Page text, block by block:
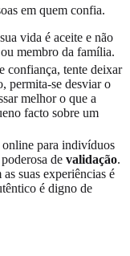
em quem confia.
vida é aceite e não
membro da família.
confiança, tente deixar
permita-se desviar o
melhor o que a
facto sobre um
para indivíduos
de validação.
suas experiências é
é digno de